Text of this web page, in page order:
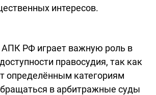
интересов.
АПК РФ играет важную роль в
правосудия, так как
определённым категориям
в арбитражные суды